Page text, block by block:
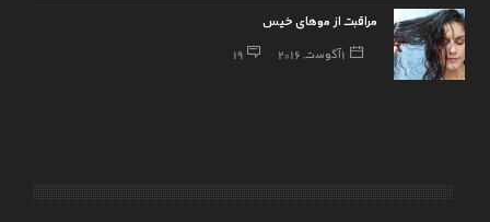
مراقبت از موهای خیس
1 آگوست, 2016 19